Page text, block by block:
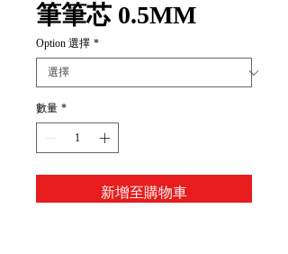
筆筆芯 0.5MM
Option 選擇 *
數量 *
新增至購物車